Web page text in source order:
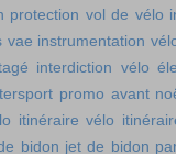
protection vol de vélo
vae instrumentation
interdiction vélo
promo avant
itinéraire vélo
bidon jet de bidon